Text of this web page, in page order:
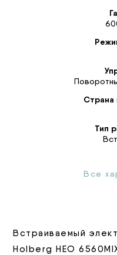
Страна
Тип
Все
Встраиваемый
Holberg НЕО